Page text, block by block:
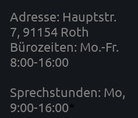
Adresse: Hauptstr.
7, 91154 Roth
Bürozeiten: Mo.-Fr.
8:00-16:00
Sprechstunden: Mo,
9:00-16:00*